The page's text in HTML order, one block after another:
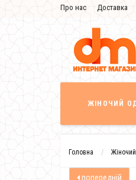
Про нас Доставка
Знижка
ЖІНОЧИЙ
Головна
попередній